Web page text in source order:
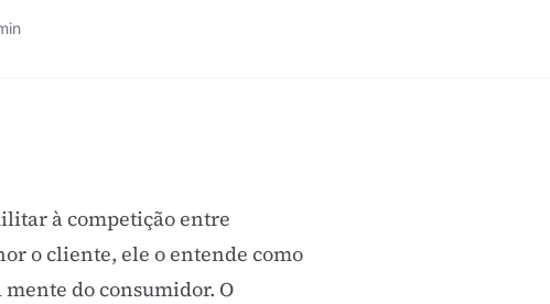
à competição entre
o cliente, ele o entende como
do consumidor. O